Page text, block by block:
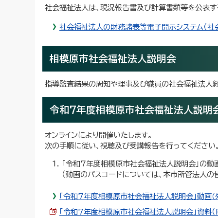
社会福祉法人は、現況報告書及び計算書類等を公表
社会福祉法人の財務諸表等電子開示システム（
相模原市社会福祉法人説明会
指導監査結果の周知や理事及び職員の社会福祉法人
令和7年度相模原市社会福祉法人説明
オンラインにより開催いたします。
次の手順に従い、視聴及び受講報告を行ってください
「令和7年度相模原市社会福祉法人説明会」の動
（動画のパスコードについては、本市所管法人の
「令和7年度相模原市社会福祉法人説明会」動画
「令和7年度相模原市社会福祉法人説明会」資料